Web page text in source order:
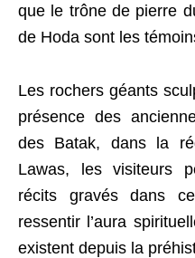
que le trône de pierre
de Hoda sont les
Les rochers géants
présence des
des Batak, dans la
Lawas, les visiteurs
récits gravés dans
ressentir l’aura
existent depuis la